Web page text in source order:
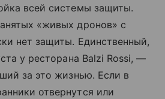
всей системы защиты.
«живых дронов» с
нет защиты. Единственный,
у ресторана Balzi Rossi, —
за это жизнью. Если в
отвернутся или